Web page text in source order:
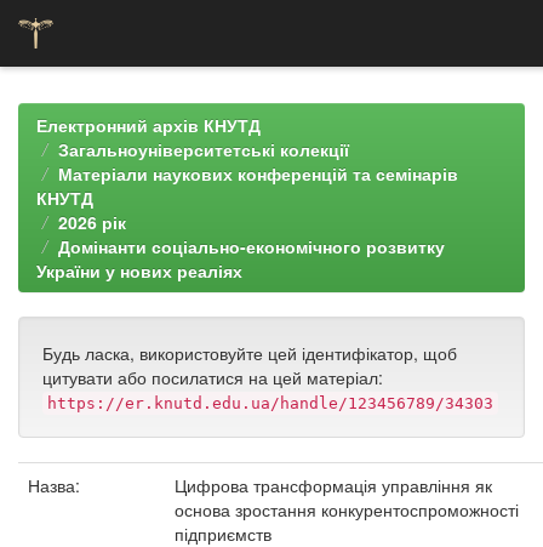
navigationЕлектронний архів КНУТД
Загальноуніверситетські колекції
Матеріали наукових конференцій та семінарів
КНУТД
2026 рік
Домінанти соціально-економічного розвитку
України у нових реаліях
Будь ласка, використовуйте цей ідентифікатор, щоб
цитувати або посилатися на цей матеріал:
https://er.knutd.edu.ua/handle/123456789/34303
Назва:
Цифрова трансформація управління як
основа зростання конкурентоспроможності
підприємств